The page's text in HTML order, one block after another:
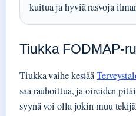
kuitua ja hyviä rasvoja
Tiukka FODMAP-
Tiukka vaihe kestää
saa rauhoittua, ja oireiden
syynä voi olla jokin muu